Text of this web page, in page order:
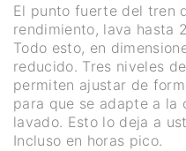
El punto fuerte del tren
rendimiento, lava hasta
Todo esto, en
reducido. Tres niveles
permiten ajustar de
para que se adapte a
lavado. Esto lo deja a
Incluso en horas pico.